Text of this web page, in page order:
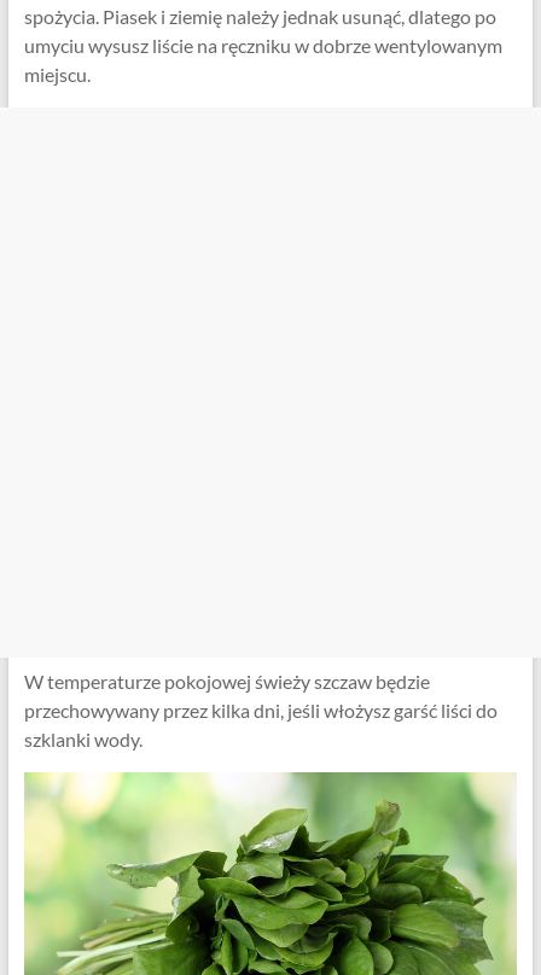
spożycia. Piasek i ziemię należy jednak usunąć, dlatego po
umyciu wysusz liście na ręczniku w dobrze wentylowanym
miejscu.
W temperaturze pokojowej świeży szczaw będzie
przechowywany przez kilka dni, jeśli włożysz garść liści do
szklanki wody.